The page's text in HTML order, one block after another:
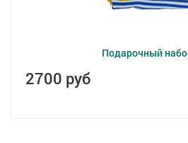
Подарочный
2700 руб